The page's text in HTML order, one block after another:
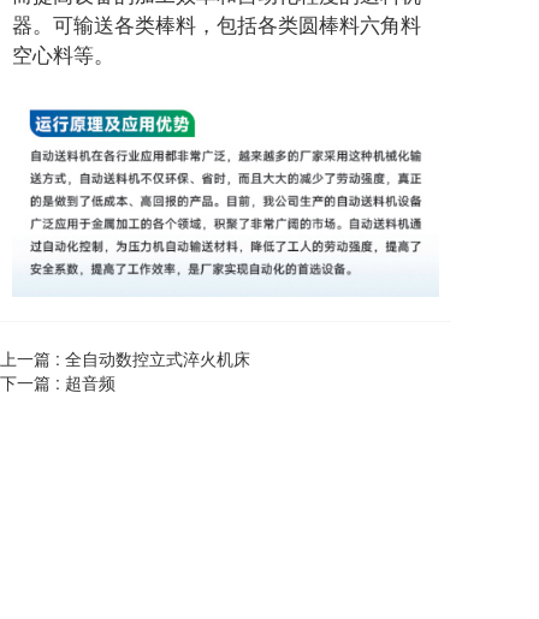
器。可输送各类棒料，包括各类圆棒料六角料
空心料等。
上一篇 : 全自动数控立式淬火机床
下一篇 : 超音频